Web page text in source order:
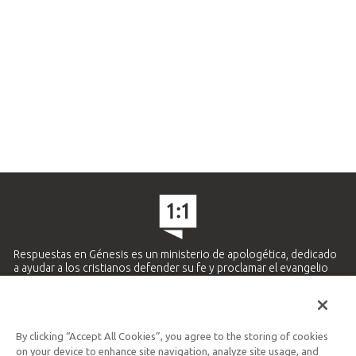
Respuestas en Génesis es un ministerio de apologética, dedicado
a ayudar a los cristianos defender su fe y proclamar el evangelio
Ministerio Hispano y Latinoamericano
By clicking “Accept All Cookies”, you agree to the storing of cookies
on your device to enhance site navigation, analyze site usage, and